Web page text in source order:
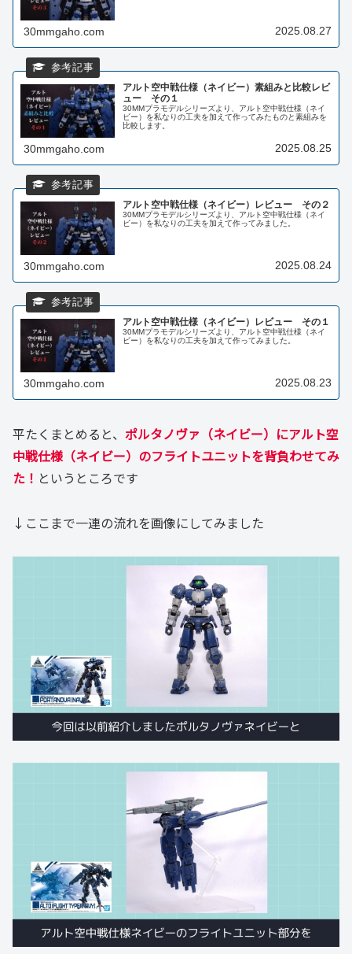
30mmgaho.com 2025.08.27
アルト空中戦仕様（ネイビー）素組みと比較レビ
ュー その１
30MMプラモデルシリーズより、アルト空中戦仕様（ネイ
ビー）を私なりの工夫を加えて作ってみたものと素組みを
比較します。
30mmgaho.com 2025.08.25
アルト空中戦仕様（ネイビー）レビュー その２
30MMプラモデルシリーズより、アルト空中戦仕様（ネイ
ビー）を私なりの工夫を加えて作ってみました。
30mmgaho.com 2025.08.24
アルト空中戦仕様（ネイビー）レビュー その１
30MMプラモデルシリーズより、アルト空中戦仕様（ネイ
ビー）を私なりの工夫を加えて作ってみました。
30mmgaho.com 2025.08.23
平たくまとめると、 ポルタノヴァ（ネイビー）にアルト空
中戦仕様（ネイビー）のフライトユニットを背負わせてみ
た！ というところです
↓ここまで一連の流れを画像にしてみました